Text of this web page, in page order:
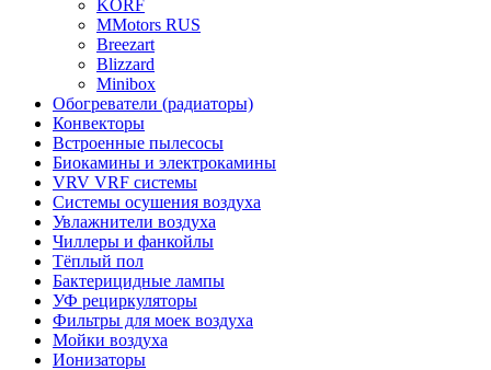
KORF
MMotors RUS
Breezart
Blizzard
Minibox
Обогреватели (радиаторы)
Конвекторы
Встроенные пылесосы
Биокамины и электрокамины
VRV VRF системы
Системы осушения воздуха
Увлажнители воздуха
Чиллеры и фанкойлы
Тёплый пол
Бактерицидные лампы
УФ рециркуляторы
Фильтры для моек воздуха
Мойки воздуха
Ионизаторы